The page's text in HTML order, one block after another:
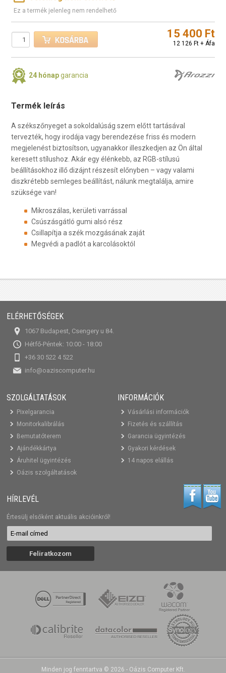
Ez a termék jelenleg nem rendelhető
15 400 Ft
12 126 Ft + Áfa
24 hónapgarancia
Termék leírás
A székszőnyeget a sokoldalúság szem előtt tartásával
tervezték, hogy irodája vagy berendezése friss és modern
megjelenést biztosítson, ugyanakkor illeszkedjen az Ön által
keresett stílushoz. Akár egy élénkebb, az RGB-stílusú
beállításokhoz illő dizájnt részesít előnyben – vagy valami
diszkrétebb semleges beállítást, nálunk megtalálja, amire
szüksége van!
Mikroszálas, kerületi varrással
Csúszásgátló gumi alsó rész
Csillapítja a szék mozgásának zaját
Megvédi a padlót a karcolásoktól
ELÉRHETŐSÉGEK
1067 Budapest, Csengery u 84.
Hétfő-Péntek: 10:00 - 18:00
+36 30 522 4 522
info@oaziscomputer.hu
SZOLGÁLTATÁSOK
Pixelgarancia
Monitorkalibrálás
Bemutatóterem
Ajándékkártya
Áruhitel ügyintézés
Oázis szolgáltatások
INFORMÁCIÓK
Vásárlási információk
Fizetés és szállítás
Garancia ügyintézés
Gyakori kérdések
14 napos elállás
HÍRLEVÉL
Értesülj elsőként aktuális akcióinkról!
Minden jog fenntartva © 2026 - Oázis Computer Kft.